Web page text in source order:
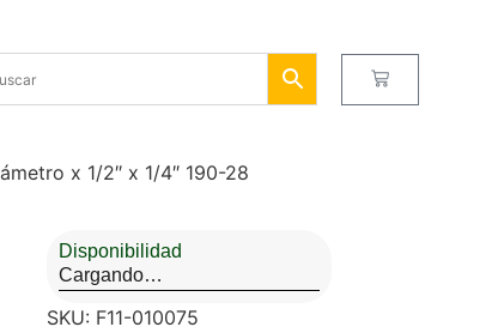
x 1/2″ x 1/4″ 190-28
Disponibilidad
Cargando…
SKU: F11-010075